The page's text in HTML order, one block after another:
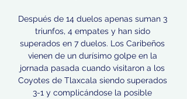
Después de 14 duelos apenas suman 3
triunfos, 4 empates y han sido
superados en 7 duelos. Los Caribeños
vienen de un durísimo golpe en la
jornada pasada cuando visitaron a los
Coyotes de Tlaxcala siendo superados
3-1 y complicándose la posible